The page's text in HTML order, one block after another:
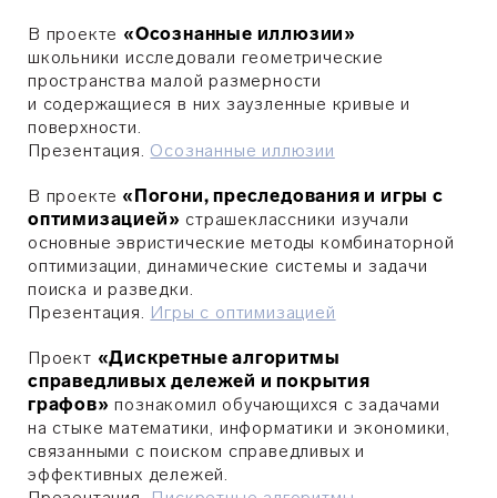
В проекте «Осознанные иллюзии»
школьники исследовали геометрические
пространства малой размерности
и содержащиеся в них заузленные кривые и
поверхности.
Презентация. Осознанные иллюзии
В проекте «Погони, преследования и игры с
оптимизацией» страшеклассники изучали
основные эвристические методы комбинаторной
оптимизации, динамические системы и задачи
поиска и разведки.
Презентация. Игры с оптимизацией
Проект «Дискретные алгоритмы
справедливых дележей и покрытия
графов» познакомил обучающихся с задачами
на стыке математики, информатики и экономики,
связанными с поиском справедливых и
эффективных дележей.